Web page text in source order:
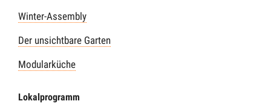
Winter-Assembly
Der unsichtbare Garten
Modularküche
Lokalprogramm